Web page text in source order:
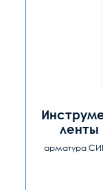
ленты
арматура